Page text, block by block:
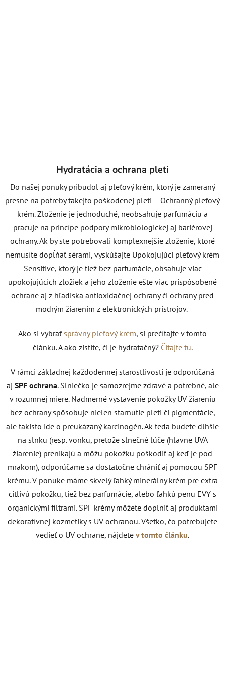
Hydratácia a ochrana pleti
Do našej ponuky pribudol aj pleťový krém, ktorý je zameraný
presne na potreby takejto poškodenej pleti – Ochranný pleťový
krém. Zloženie je jednoduché, neobsahuje parfumáciu a
pracuje na princípe podpory mikrobiologickej aj bariérovej
ochrany. Ak by ste potrebovali komplexnejšie zloženie, ktoré
nemusíte dopĺňať sérami, vyskúšajte Upokojujúci pleťový krém
Sensitive, ktorý je tiež bez parfumácie, obsahuje viac
upokojujúcich zložiek a jeho zloženie ešte viac prispôsobené
ochrane aj z hľadiska antioxidačnej ochrany či ochrany pred
modrým žiarením z elektronických prístrojov.
Ako si vybrať správny pleťový krém, si prečítajte v tomto
článku. A ako zistíte, či je hydratačný? Čítajte tu.
V rámci základnej každodennej starostlivosti je odporúčaná
aj SPF ochrana. Slniečko je samozrejme zdravé a potrebné, ale
v rozumnej miere. Nadmerné vystavenie pokožky UV žiareniu
bez ochrany spôsobuje nielen starnutie pleti či pigmentácie,
ale takisto ide o preukázaný karcinogén. Ak teda budete dlhšie
na slnku (resp. vonku, pretože slnečné lúče (hlavne UVA
žiarenie) prenikajú a môžu pokožku poškodiť aj keď je pod
mrakom), odporúčame sa dostatočne chrániť aj pomocou SPF
krému. V ponuke máme skvelý ľahký minerálny krém pre extra
citlivú pokožku, tiež bez parfumácie, alebo ľahkú penu EVY s
organickými filtrami. SPF krémy môžete doplniť aj produktami
dekoratívnej kozmetiky s UV ochranou. Všetko, čo potrebujete
vedieť o UV ochrane, nájdete v tomto článku.